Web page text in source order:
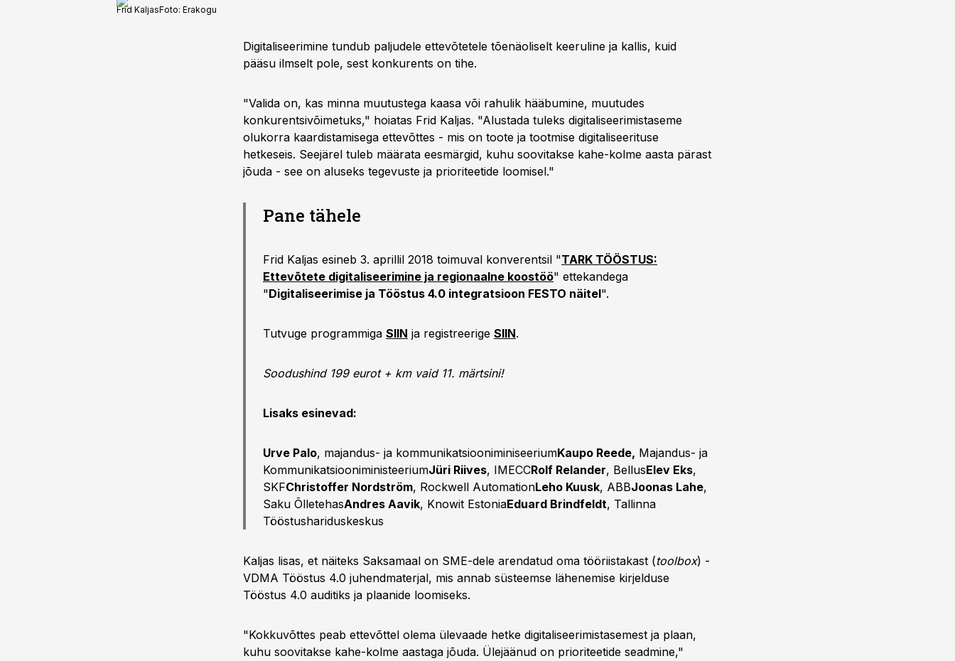
Frid KaljasFoto: Erakogu
Digitaliseerimine tundub paljudele ettevõtetele tõenäoliselt keeruline ja kallis, kuid
pääsu ilmselt pole, sest konkurents on tihe.
"Valida on, kas minna muutustega kaasa või rahulik hääbumine, muutudes
konkurentsivõimetuks," hoiatas Frid Kaljas. "Alustada tuleks digitaliseerimistaseme
olukorra kaardistamisega ettevõttes - mis on toote ja tootmise digitaliseerituse
hetkeseis. Seejärel tuleb määrata eesmärgid, kuhu soovitakse kahe-kolme aasta pärast
jõuda - see on aluseks tegevuste ja prioriteetide loomisel."
Pane tähele
Frid Kaljas esineb 3. aprillil 2018 toimuval konverentsil "TARK TÖÖSTUS:
Ettevõtete digitaliseerimine ja regionaalne koostöö" ettekandega
"Digitaliseerimise ja Tööstus 4.0 integratsioon FESTO näitel".
Tutvuge programmiga SIIN ja registreerige SIIN.
Soodushind 199 eurot + km vaid 11. märtsini!
Lisaks esinevad:
Urve Palo, majandus- ja kommunikatsiooniminiseeriumKaupo Reede, Majandus- ja
KommunikatsiooniministeeriumJüri Riives, IMECCRolf Relander, BellusElev Eks,
SKFChristoffer Nordström, Rockwell AutomationLeho Kuusk, ABBJoonas Lahe,
Saku ÕlletehasAndres Aavik, Knowit EstoniaEduard Brindfeldt, Tallinna
Tööstushariduskeskus
Kaljas lisas, et näiteks Saksamaal on SME-dele arendatud oma tööriistakast (toolbox) -
VDMA Tööstus 4.0 juhendmaterjal, mis annab süsteemse lähenemise kirjelduse
Tööstus 4.0 auditiks ja plaanide loomiseks.
"Kokkuvõttes peab ettevõttel olema ülevaade hetke digitaliseerimistasemest ja plaan,
kuhu soovitakse kahe-kolme aastaga jõuda. Ülejäänud on prioriteetide seadmine,"